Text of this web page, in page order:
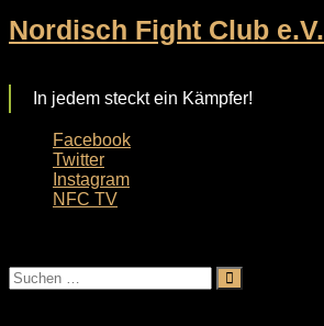
Nordisch Fight Club e.V.
In jedem steckt ein Kämpfer!
Facebook
Twitter
Instagram
NFC TV